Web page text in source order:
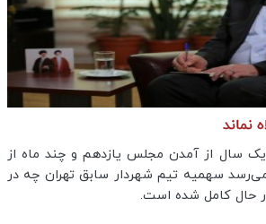
نماند
سال از آمدن مجلس یازدهم و چند ماه از
سهمیه تیم شهردار سابق تهران چه در
حال کامل شده است.